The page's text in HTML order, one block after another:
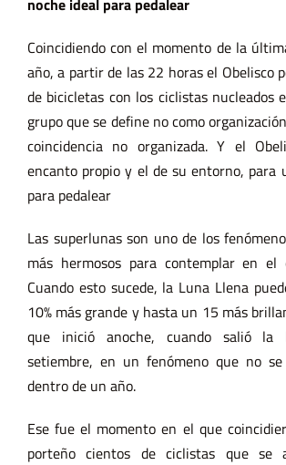
Coincidiendo con el momento de la
año, a partir de las 22 horas el Obelisco
de bicicletas con los ciclistas nucleados
grupo que se define no como
coincidencia no organizada. Y el
encanto propio y el de su entorno, para
para pedalear
Las superlunas son uno de los
más hermosos para contemplar en el
Cuando esto sucede, la Luna Llena
10% más grande y hasta un 15 más
que inició anoche, cuando salió
setiembre, en un fenómeno que no
dentro de un año.
Ese fue el momento en el que
porteño cientos de ciclistas que se